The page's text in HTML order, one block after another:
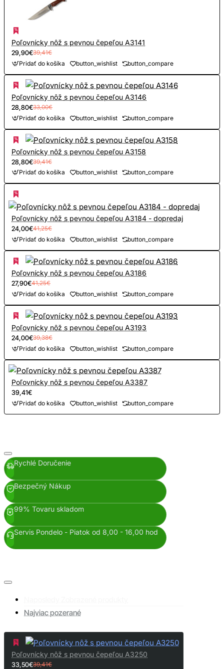
Poľovnícky nôž s pevnou čepeľou A3141
29,90€39,41€
Pridať do košíka button_wishlist button_compare
Poľovnícky nôž s pevnou čepeľou A3146
28,80€33,00€
Pridať do košíka button_wishlist button_compare
Poľovnícky nôž s pevnou čepeľou A3158
28,80€39,41€
Pridať do košíka button_wishlist button_compare
Poľovnícky nôž s pevnou čepeľou A3184 - dopredaj
24,00€41,25€
Pridať do košíka button_wishlist button_compare
Poľovnícky nôž s pevnou čepeľou A3186
27,90€41,25€
Pridať do košíka button_wishlist button_compare
Poľovnícky nôž s pevnou čepeľou A3193
24,00€39,38€
Pridať do košíka button_wishlist button_compare
Poľovnícky nôž s pevnou čepeľou A3387
39,41€
Pridať do košíka button_wishlist button_compare
Rychlé Doručenie
Bezpečný Nákup
99% Tovaru skladom
Servis Pondelo - Piatok od 8,00 - 16,00 hod
Najviac pozerané
Poľovnícky nôž s pevnou čepeľou A3250
33,50€39,41€